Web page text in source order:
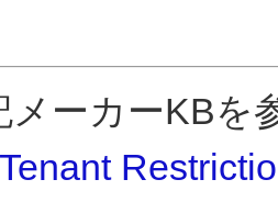
メーカーKBを